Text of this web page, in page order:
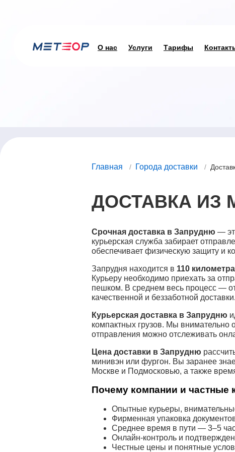
О нас Услуги Тарифы
Главная / Города доставки /
ДОСТАВКА ИЗ
Срочная доставка в Запрудню —
курьерская служба забирает
обеспечивает физическую защиту и
Запрудня находится в 110
Курьеру необходимо приехать за
пешком. В среднем весь процесс —
качественной и беззаботной доставки.
Курьерская доставка в Запрудню
компактных грузов. Мы внимательно
отправления можно отслеживать
Цена доставки в Запрудню
минивэн или фургон. Вы заранее
Москве и Подмосковью, а также
Почему компании и частные
Опытные курьеры,
Фирменная упаковка
Среднее время в пути — 3–5
Онлайн-контроль и
Честные цены и понятные